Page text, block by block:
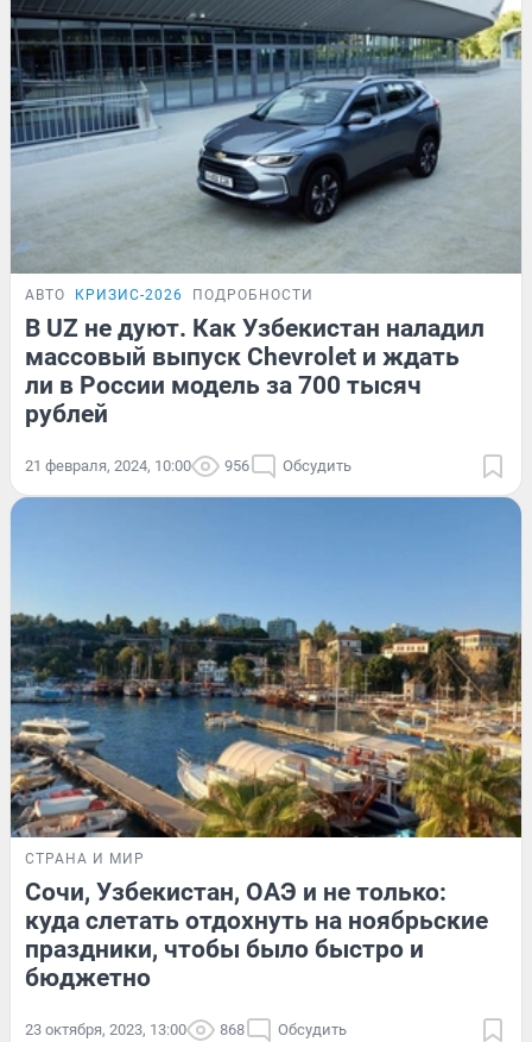
АВТО КРИЗИС-2026 ПОДРОБНОСТИ
В UZ не дуют. Как Узбекистан наладил
массовый выпуск Chevrolet и ждать
ли в России модель за 700 тысяч
рублей
21 февраля, 2024, 10:00 956 Обсудить
СТРАНА И МИР
Сочи, Узбекистан, ОАЭ и не только:
куда слетать отдохнуть на ноябрьские
праздники, чтобы было быстро и
бюджетно
23 октября, 2023, 13:00 868 Обсудить